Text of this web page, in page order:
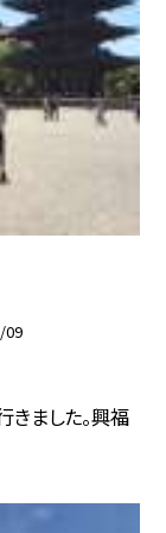
09
きました。興福